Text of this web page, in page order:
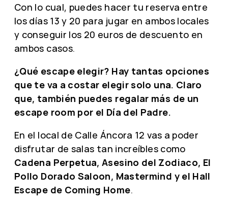
Con lo cual, puedes hacer tu reserva entre
los días 13 y 20 para jugar en ambos locales
y conseguir los 20 euros de descuento en
ambos casos.
¿Qué escape elegir? Hay tantas opciones
que te va a costar elegir solo una. Claro
que, también puedes regalar más de un
escape room por el Día del Padre.
En el local de Calle Áncora 12 vas a poder
disfrutar de salas tan increíbles como
Cadena Perpetua, Asesino del Zodiaco, El
Pollo Dorado Saloon, Mastermind y el Hall
Escape de Coming Home.